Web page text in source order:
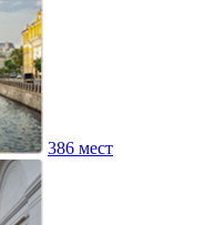
386 мест